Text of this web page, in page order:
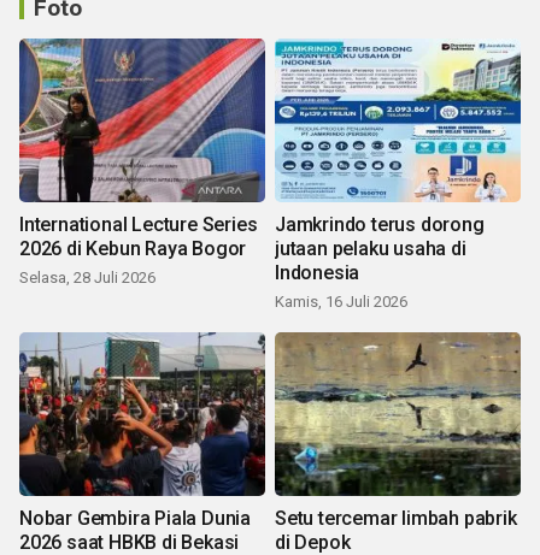
Foto
International Lecture Series
2026 di Kebun Raya Bogor
Selasa, 28 Juli 2026
Jamkrindo terus dorong
jutaan pelaku usaha di
Indonesia
Kamis, 16 Juli 2026
Nobar Gembira Piala Dunia
2026 saat HBKB di Bekasi
Setu tercemar limbah pabrik
di Depok